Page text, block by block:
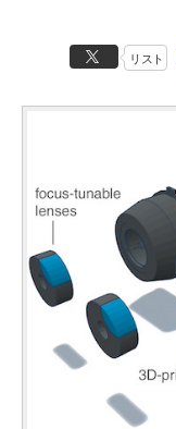
リスト